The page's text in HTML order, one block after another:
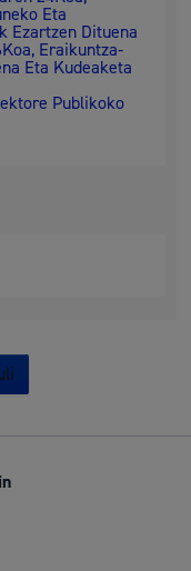
Eta
Ezartzen Dituena
Eraikuntza-
Eta Kudeaketa
Publikoko